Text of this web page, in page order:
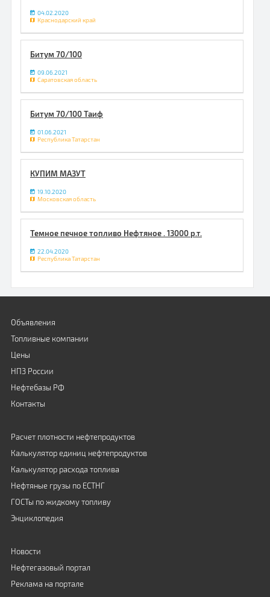
04.02.2020
Краснодарский край
Битум 70/100
09.06.2021
Саратовская область
Битум 70/100 Таиф
01.06.2021
Республика Татарстан
КУПИМ МАЗУТ
19.10.2020
Московская область
Темное печное топливо Нефтяное . 13000 р.т.
22.04.2020
Республика Татарстан
Объявления
Топливные компании
Цены
НПЗ России
Нефтебазы РФ
Контакты
Расчет плотности нефтепродуктов
Калькулятор единиц нефтепродуктов
Калькулятор расхода топлива
Нефтяные грузы по ЕСТНГ
ГОСТы по жидкому топливу
Энциклопедия
Новости
Нефтегазовый портал
Реклама на портале